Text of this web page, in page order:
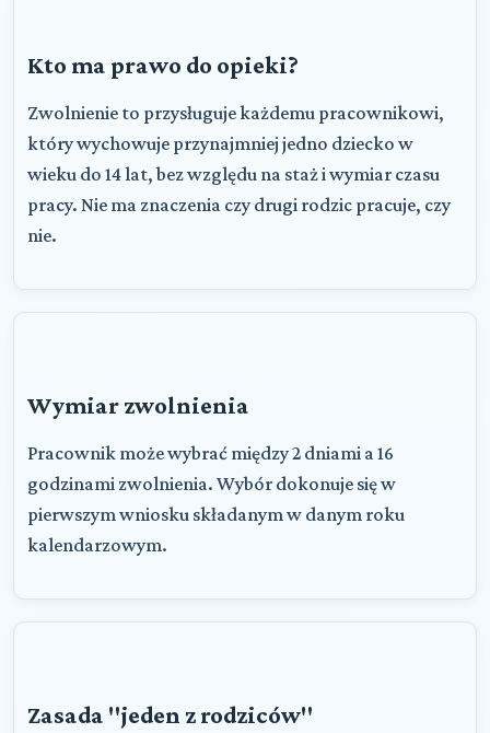
Kto ma prawo do opieki?
Zwolnienie to przysługuje każdemu pracownikowi,
który wychowuje przynajmniej jedno dziecko w
wieku do 14 lat, bez względu na staż i wymiar czasu
pracy. Nie ma znaczenia czy drugi rodzic pracuje, czy
nie.
Wymiar zwolnienia
Pracownik może wybrać między 2 dniami a 16
godzinami zwolnienia. Wybór dokonuje się w
pierwszym wniosku składanym w danym roku
kalendarzowym.
Zasada "jeden z rodziców"